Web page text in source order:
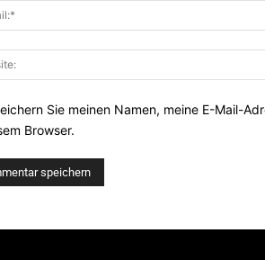
Sie meinen Namen, meine E-Mail-
Browser.